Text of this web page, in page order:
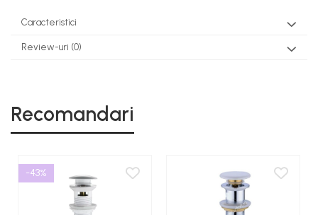
Caracteristici
Review-uri (0)
Recomandari
-43%